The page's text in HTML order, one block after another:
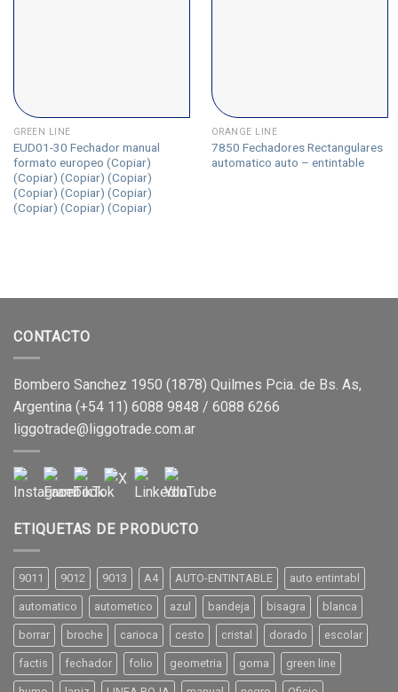
GREEN LINE
EUD01-30 Fechador manual
formato europeo (Copiar)
(Copiar) (Copiar) (Copiar)
(Copiar) (Copiar) (Copiar)
(Copiar) (Copiar) (Copiar)
ORANGE LINE
7850 Fechadores Rectangulares
automatico auto – entintable
CONTACTO
Bombero Sanchez 1950 (1878) Quilmes Pcia. de Bs. As,
Argentina (+54 11) 6088 9848 / 6088 6266
liggotrade@liggotrade.com.ar
ETIQUETAS DE PRODUCTO
9011 9012 9013 A4 AUTO-ENTINTABLE auto entintabl
automatico autometico azul bandeja bisagra blanca
borrar broche carioca cesto cristal dorado escolar
factis fechador folio geometria goma green line